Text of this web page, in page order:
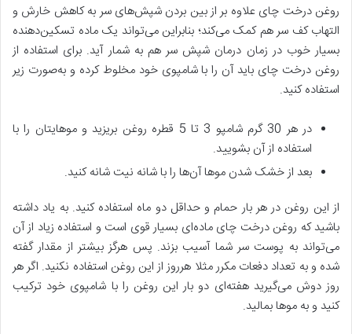
روغن درخت چای علاوه بر از بین بردن شپش‌های سر به کاهش خارش و
التهاب کف سر هم کمک می‌کند؛ بنابراین می‌تواند یک ماده تسکین‌دهنده
بسیار خوب در زمان درمان شپش سر هم به شمار آید. برای استفاده از
روغن درخت چای باید آن را با شامپوی خود مخلوط کرده و به‌صورت زیر
استفاده کنید.
در هر 30 گرم شامپو 3 تا 5 قطره روغن بریزید و موهایتان را با
استفاده از آن بشویید.
بعد از خشک شدن موها آن‌ها را با شانه نیت شانه کنید.
از این روغن در هر بار حمام و حداقل دو ماه استفاده کنید. به یاد داشته
باشید که روغن درخت چای ماده‌ای بسیار قوی است و استفاده زیاد از آن
می‌تواند به پوست سر شما آسیب بزند. پس هرگز بیشتر از مقدار گفته
شده و به تعداد دفعات مکرر مثلا هرروز از این روغن استفاده نکنید. اگر هر
روز دوش می‌گیرید هفته‌ای دو بار این روغن را با شامپوی خود ترکیب
کنید و به موها بمالید.